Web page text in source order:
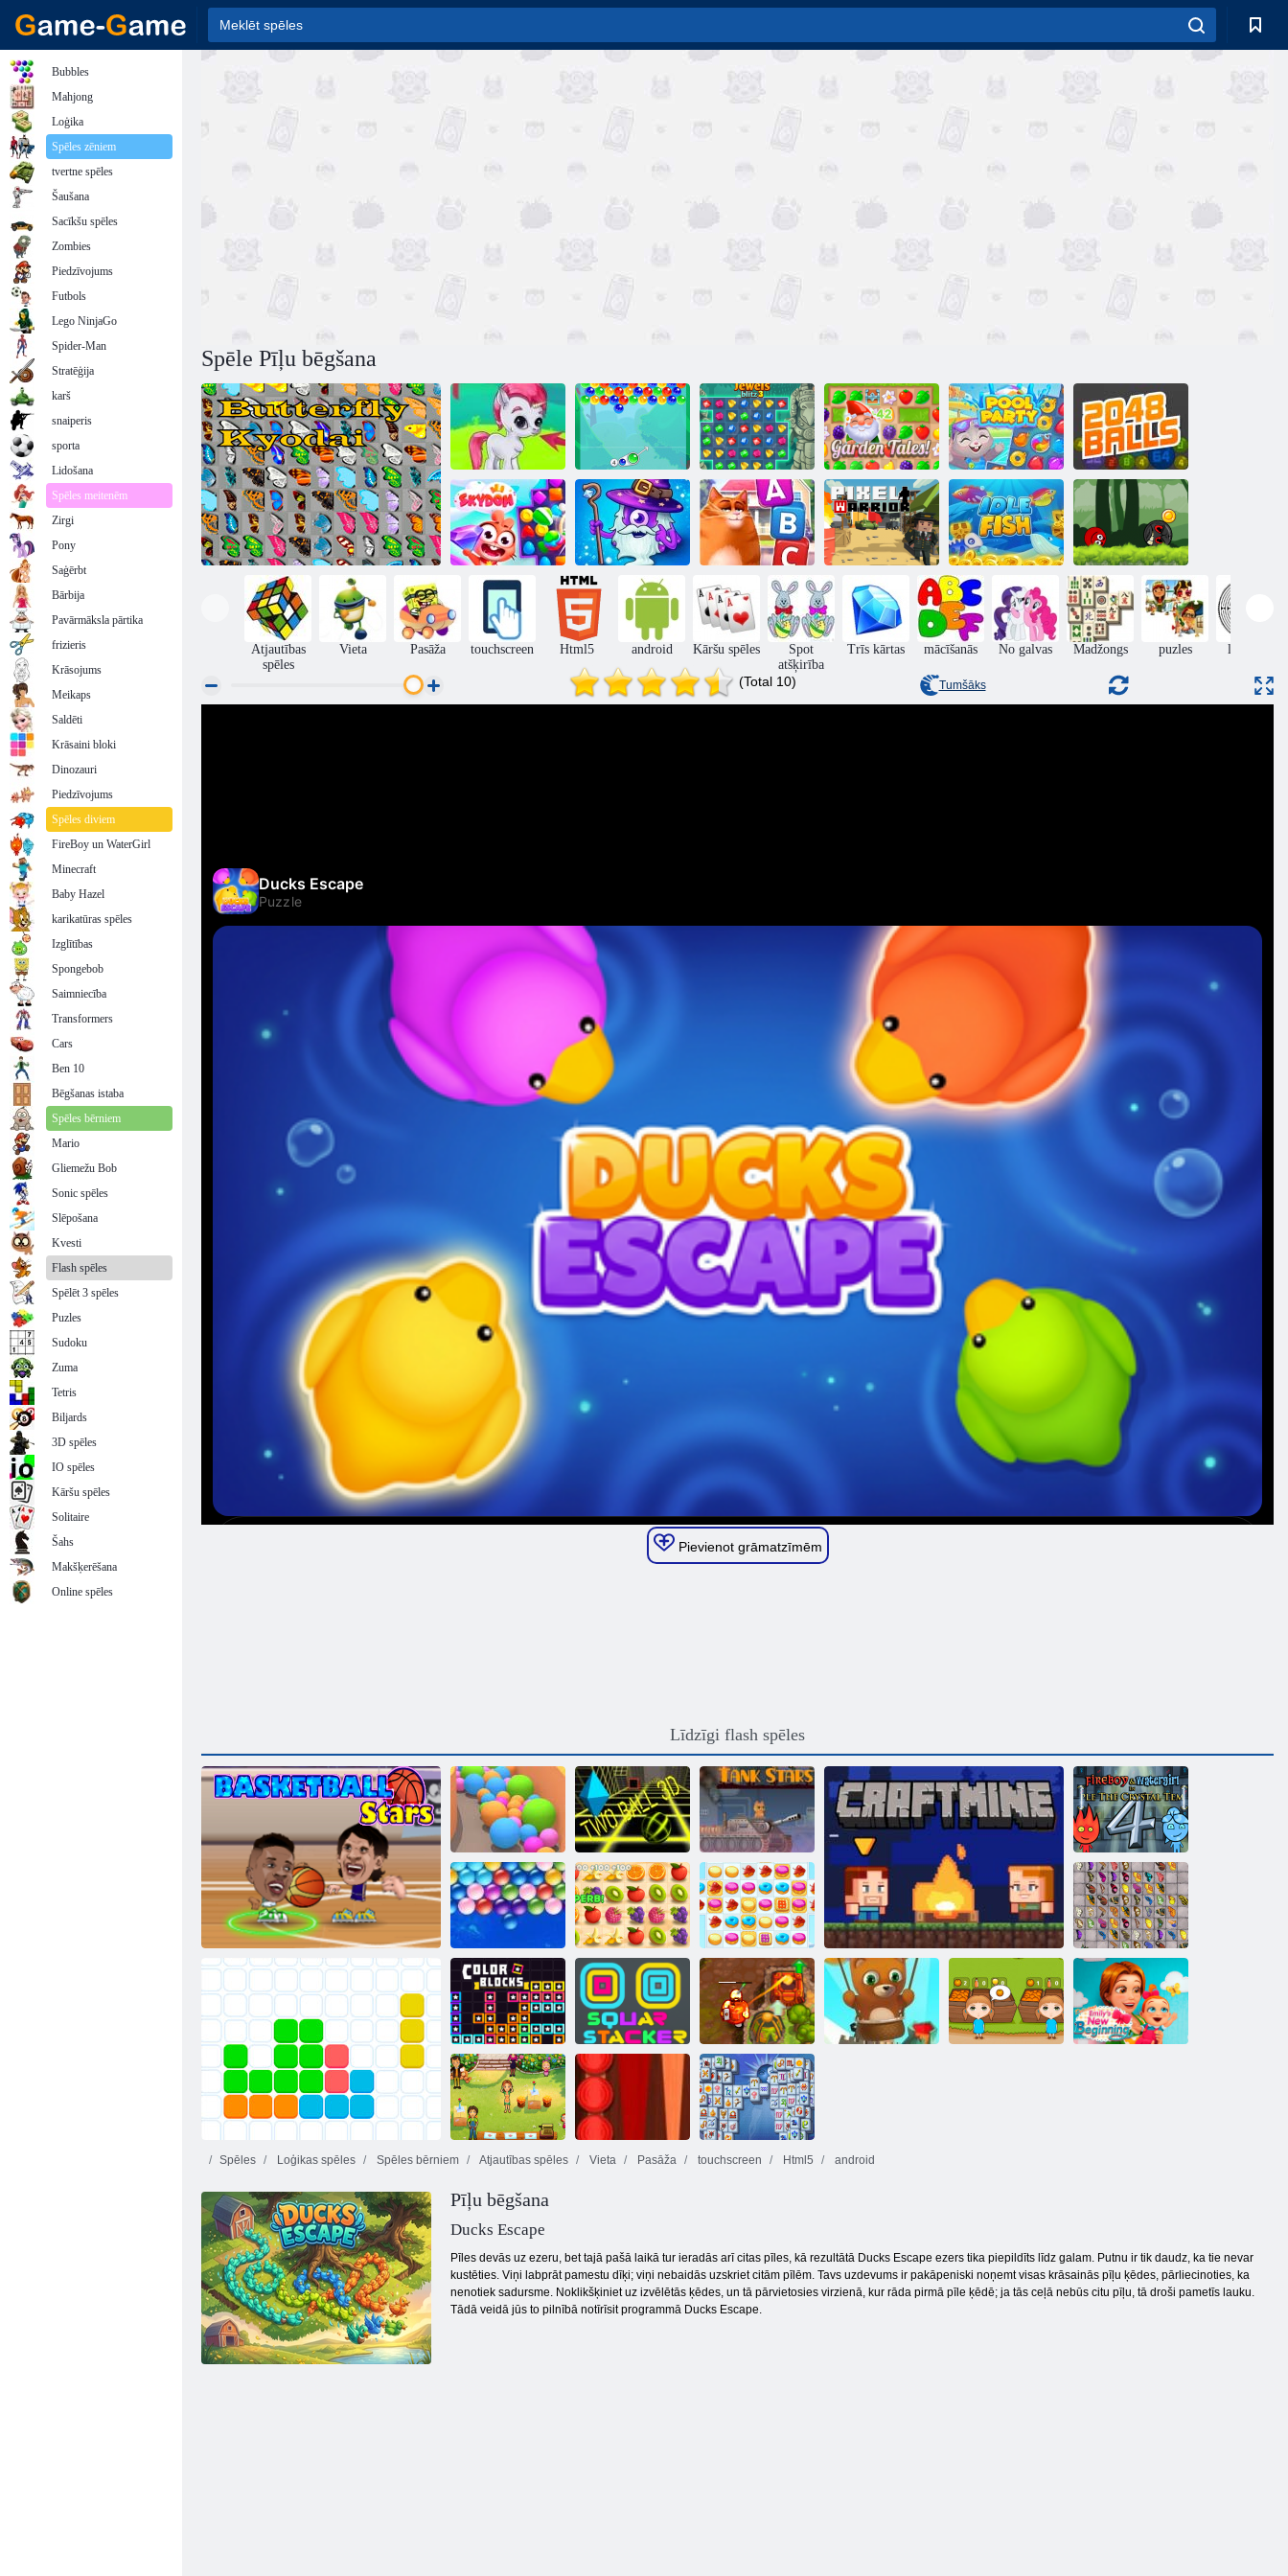
Spēle Pīļu bēgšana
Burbulis Gemes
Burbulis
Charms
Juksts blitz 3 Dārza pasakas Baseina ballīte 2048 bumbiņas
Debesis 3. spēles varoņi Kitija motokross Pikseļu karavīrs Dīkstāves zivis
Bumbu varonis
piedzīvojums:
sarkans lielība
Atjautības
spēles
Vieta Pasāža touchscreen Html5 android Kāršu spēles
Spot
atšķirība
Trīs kārtas mācīšanās No galvas Madžongs puzles labirints
(Total 10) Tumšāks
Pievienot grāmatzīmēm
Līdzīgi flash spēles
Basketbola zvaigznes
Smilšu
bumbiņas
Divas bumbas
3D
Tvertnes
zvaigznes
Fireboy and
Watergirl 4:
Kristāla templis
Bezgalīgi
burbuļi
Sulīga
domuzīme
Vienpadsmit Eleven
Sīkdatņu
simpātija 2
Tauriņš Kyodai
HD
Krāsu bloki
Kvadrātveida
Nolādēts
dārgums 2
Home Sweet
Home
Spēles Loģikas spēles Spēles bērniem Atjautības spēles Vieta Pasāža touchscreen Html5 android
Pīļu bēgšana
Ducks Escape
Pīles devās uz ezeru, bet tajā pašā laikā tur ieradās arī citas pīles, kā rezultātā Ducks Escape ezers tika piepildīts līdz galam. Putnu ir tik daudz, ka tie nevar
kustēties. Viņi labprāt pamestu dīķi; viņi nebaidās uzskriet citām pīlēm. Tavs uzdevums ir pakāpeniski noņemt visas krāsainās pīļu ķēdes, pārliecinoties, ka
nenotiek sadursme. Noklikšķiniet uz izvēlētās ķēdes, un tā pārvietosies virzienā, kur rāda pirmā pīle ķēdē; ja tās ceļā nebūs citu pīļu, tā droši pametīs lauku.
Tādā veidā jūs to pilnībā notīrīsit programmā Ducks Escape.
Bubbles
Mahjong
Loģika
Spēles zēniem
tvertne spēles
Šaušana
Sacīkšu spēles
Zombies
Piedzīvojums
Futbols
Lego NinjaGo
Spider-Man
Stratēģija
karš
snaiperis
sporta
Lidošana
Spēles meitenēm
Zirgi
Pony
Saģērbt
Bārbija
Pavārmāksla pārtika
frizieris
Krāsojums
Meikaps
Saldēti
Krāsaini bloki
Dinozauri
Piedzīvojums
Spēles diviem
FireBoy un WaterGirl
Minecraft
Baby Hazel
karikatūras spēles
Izglītības
Spongebob
Saimniecība
Transformers
Cars
Ben 10
Bēgšanas istaba
Spēles bērniem
Mario
Gliemežu Bob
Sonic spēles
Slēpošana
Kvesti
Flash spēles
Spēlēt 3 spēles
Puzles
Sudoku
Zuma
Tetris
Biljards
3D spēles
IO spēles
Kāršu spēles
Solitaire
Šahs
Makšķerēšana
Online spēles